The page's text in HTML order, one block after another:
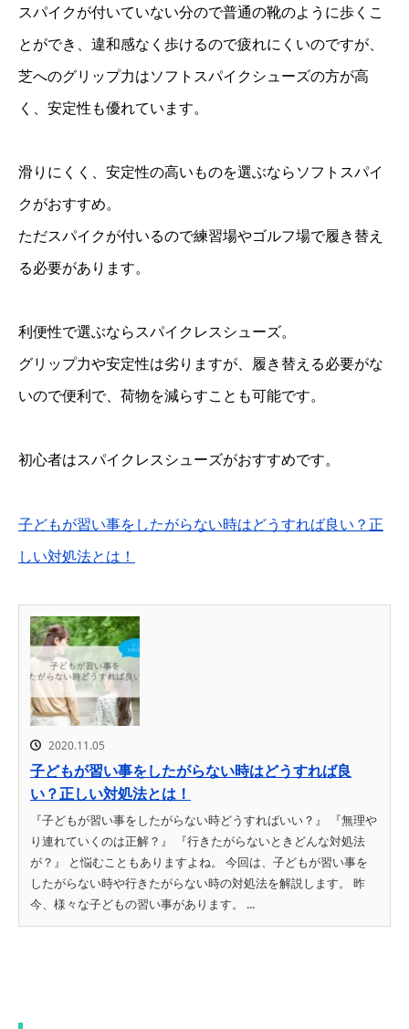
スパイクが付いていない分ので普通の靴のように歩くこ
とができ、違和感なく歩けるので疲れにくいのですが、
芝へのグリップ力はソフトスパイクシューズの方が高
く、安定性も優れています。
滑りにくく、安定性の高いものを選ぶならソフトスパイ
クがおすすめ。
ただスパイクが付いるので練習場やゴルフ場で履き替え
る必要があります。
利便性で選ぶならスパイクレスシューズ。
グリップ力や安定性は劣りますが、履き替える必要がな
いので便利で、荷物を減らすことも可能です。
初心者はスパイクレスシューズがおすすめです。
子どもが習い事をしたがらない時はどうすれば良い？正
しい対処法とは！
2020.11.05
子どもが習い事をしたがらない時はどうすれば良
い？正しい対処法とは！
『子どもが習い事をしたがらない時どうすればいい？』 『無理や
り連れていくのは正解？』 『行きたがらないときどんな対処法
が？』 と悩むこともありますよね。 今回は、子どもが習い事を
したがらない時や行きたがらない時の対処法を解説します。 昨
今、様々な子どもの習い事があります。 ...